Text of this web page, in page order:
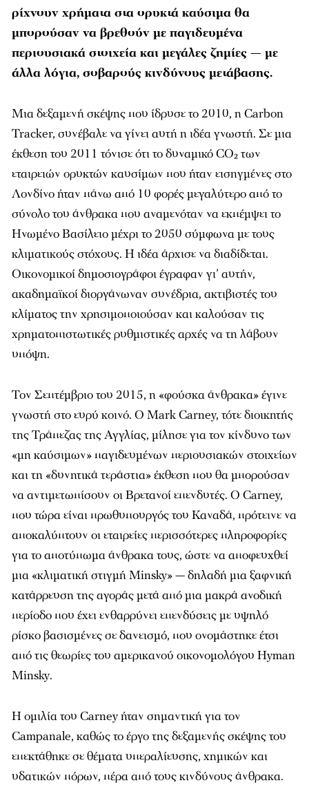
ρίχνουν χρήματα στα ορυκτά καύσιμα θα
μπορούσαν να βρεθούν με παγιδευμένα
περιουσιακά στοιχεία και μεγάλες ζημίες — με
άλλα λόγια, σοβαρούς κινδύνους μετάβασης.
Μια δεξαμενή σκέψης που ίδρυσε το 2010, η Carbon
Tracker, συνέβαλε να γίνει αυτή η ιδέα γνωστή. Σε μια
έκθεση του 2011 τόνισε ότι το δυναμικό CO₂ των
εταιρειών ορυκτών καυσίμων που ήταν εισηγμένες στο
Λονδίνο ήταν πάνω από 10 φορές μεγαλύτερο από το
σύνολο του άνθρακα που αναμενόταν να εκπέμψει το
Ηνωμένο Βασίλειο μέχρι το 2050 σύμφωνα με τους
κλιματικούς στόχους. Η ιδέα άρχισε να διαδίδεται.
Οικονομικοί δημοσιογράφοι έγραφαν γι’ αυτήν,
ακαδημαϊκοί διοργάνωναν συνέδρια, ακτιβιστές του
κλίματος την χρησιμοποιούσαν και καλούσαν τις
χρηματοπιστωτικές ρυθμιστικές αρχές να τη λάβουν
υπόψη.
Τον Σεπτέμβριο του 2015, η «φούσκα άνθρακα» έγινε
γνωστή στο ευρύ κοινό. Ο Mark Carney, τότε διοικητής
της Τράπεζας της Αγγλίας, μίλησε για τον κίνδυνο των
«μη καύσιμων» παγιδευμένων περιουσιακών στοιχείων
και τη «δυνητικά τεράστια» έκθεση που θα μπορούσαν
να αντιμετωπίσουν οι Βρετανοί επενδυτές. Ο Carney,
που τώρα είναι πρωθυπουργός του Καναδά, πρότεινε να
αποκαλύπτουν οι εταιρείες περισσότερες πληροφορίες
για το αποτύπωμα άνθρακα τους, ώστε να αποφευχθεί
μια «κλιματική στιγμή Minsky» — δηλαδή μια ξαφνική
κατάρρευση της αγοράς μετά από μια μακρά ανοδική
περίοδο που έχει ενθαρρύνει επενδύσεις με υψηλό
ρίσκο βασισμένες σε δανεισμό, που ονομάστηκε έτσι
από τις θεωρίες του αμερικανού οικονομολόγου Hyman
Minsky.
Η ομιλία του Carney ήταν σημαντική για τον
Campanale, καθώς το έργο της δεξαμενής σκέψης του
επεκτάθηκε σε θέματα υπεραλίευσης, χημικών και
υδατικών πόρων, πέρα από τους κινδύνους άνθρακα.